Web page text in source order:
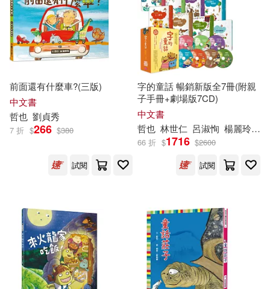
大美賀直子、河口哲也(1)
天衛文化編輯部(1)
小林哲也(1) 小枝圭太(1)
小針哲也(1) 山本哲也(1)
小山丘(1) 岩波書店(1)
廣西師範大學出版社(1)
德謙讓卓(1) 愛貝克思(1)
文匯出版社(1) 文經社(1)
文藝春秋(1) 晨星(1)
汕頭大學出版社(1)
江蘇鳳凰文藝出版社(1)
前面還有什麼車?(三版)
中文書
哲也 劉貞秀
7 折 $266 $380
試閱
字的童話 暢銷新版全7冊(附親
子手冊+劇場版7CD)
中文書
哲也 林世仁 呂淑恂 楊麗玲等
66 折 $1716 $2600
試閱